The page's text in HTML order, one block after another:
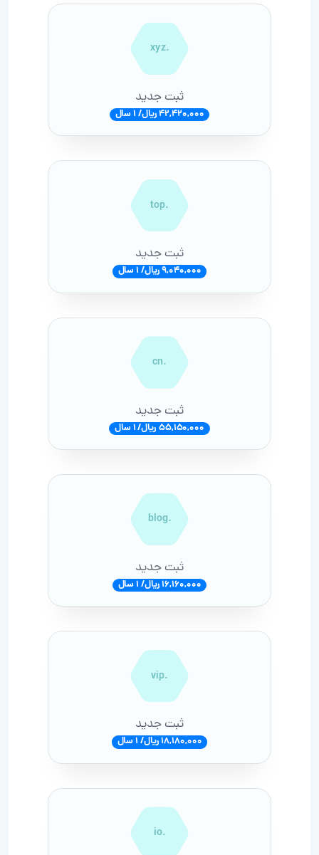
.xyz
ثبت جدید
42,420,000 ریال/ 1 سال
.top
ثبت جدید
9,040,000 ریال/ 1 سال
.cn
ثبت جدید
55,150,000 ریال/ 1 سال
.blog
ثبت جدید
16,160,000 ریال/ 1 سال
.vip
ثبت جدید
18,180,000 ریال/ 1 سال
.io